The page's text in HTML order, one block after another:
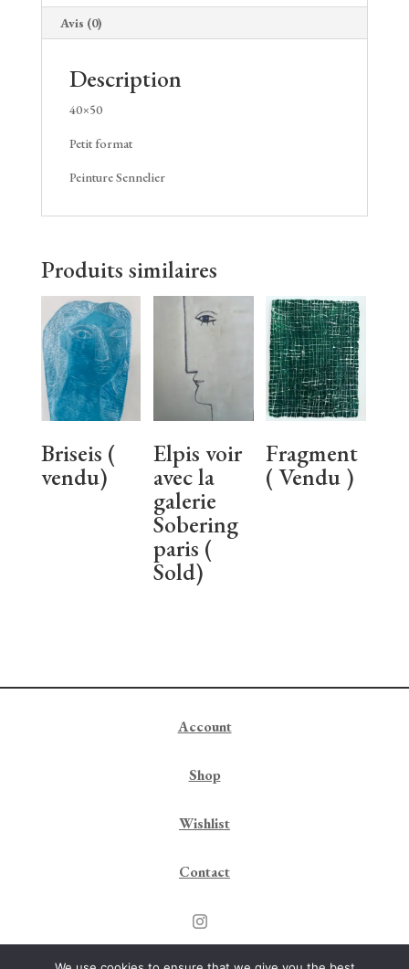
Avis (0)
Description
40×50
Petit format
Peinture Sennelier
Produits similaires
Briseis (
vendu)
Elpis voir
avec la
galerie
Sobering
paris (
Sold)
Fragment
( Vendu )
Account
Shop
Wishlist
Contact